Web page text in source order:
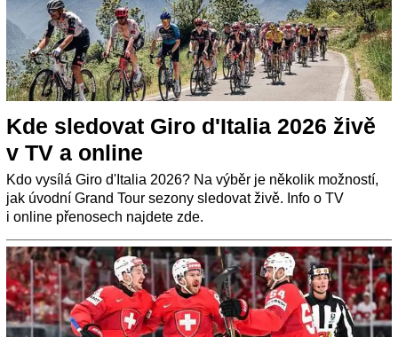
Kde sledovat Giro d'Italia 2026 živě
v TV a online
Kdo vysílá Giro d'Italia 2026? Na výběr je několik možností,
jak úvodní Grand Tour sezony sledovat živě. Info o TV
i online přenosech najdete zde.